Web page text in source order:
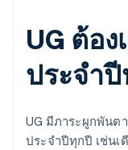
UG ต้อง
ประจำ
UG มีภาระผูกพันต
ประจำปีทุกปี เช่นเ